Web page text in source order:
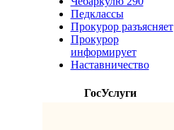
Педклассы
Прокурор разъясняет
Прокурор
информирует
Наставничество
ГосУслуги